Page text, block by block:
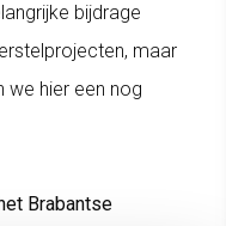
bijdrage
maar
we hier een nog
Brabantse